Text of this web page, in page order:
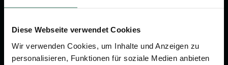
Diese Webseite verwendet Cookies
Wir verwenden Cookies, um Inhalte und Anzeigen zu
personalisieren, Funktionen für soziale Medien anbieten
um das Thema Bestattung &
Vorsorge.